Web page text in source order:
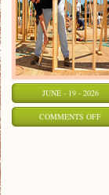
JUNE - 19 - 2026
COMMENTS OFFON